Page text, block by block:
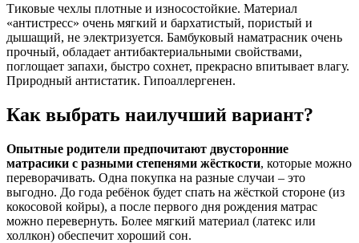
Тиковые чехлы плотные и износостойкие. Материал
«антистресс» очень мягкий и бархатистый, пористый и
дышащий, не электризуется. Бамбуковый наматрасник очень
прочный, обладает антибактериальными свойствами,
поглощает запахи, быстро сохнет, прекрасно впитывает влагу.
Природный антистатик. Гипоаллергенен.
Как выбрать наилучший вариант?
Опытные родители предпочитают двусторонние
матрасики с разными степенями жёсткости, которые можно
переворачивать. Одна покупка на разные случаи – это
выгодно. До года ребёнок будет спать на жёсткой стороне (из
кокосовой койры), а после первого дня рождения матрас
можно перевернуть. Более мягкий материал (латекс или
холлкон) обеспечит хороший сон.